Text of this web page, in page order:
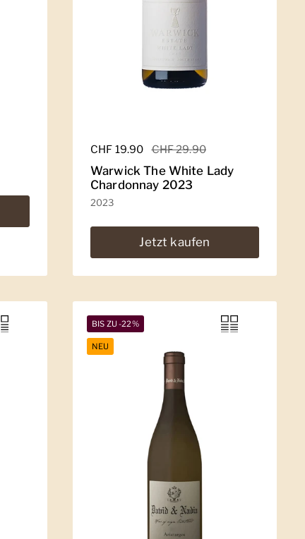
Regulärer Preis
CHF 19.90 Sale-Preis
CHF 29.90
Warwick The White Lady
Chardonnay 2023
2023
Jetzt kaufen
BIS ZU -22%
NEU